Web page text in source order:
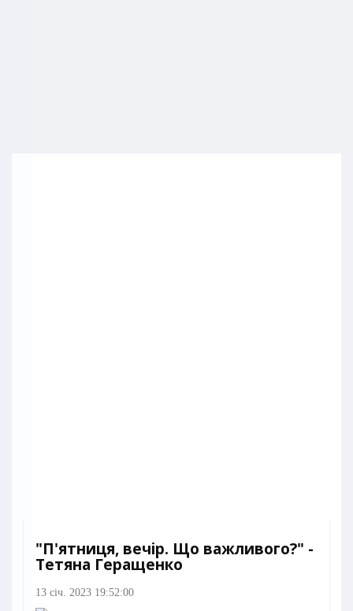
"П'ятниця, вечір. Що важливого?" -
Тетяна Геращенко
13 січ. 2023 19:52:00